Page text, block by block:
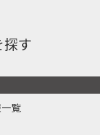
探す
覧